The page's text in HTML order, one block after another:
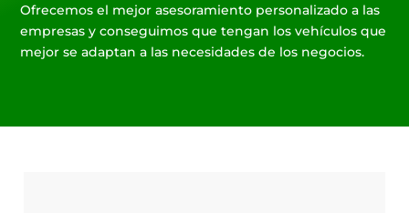
Ofrecemos el mejor asesoramiento personalizado a las
empresas y conseguimos que tengan los vehículos que
mejor se adaptan a las necesidades de los negocios.